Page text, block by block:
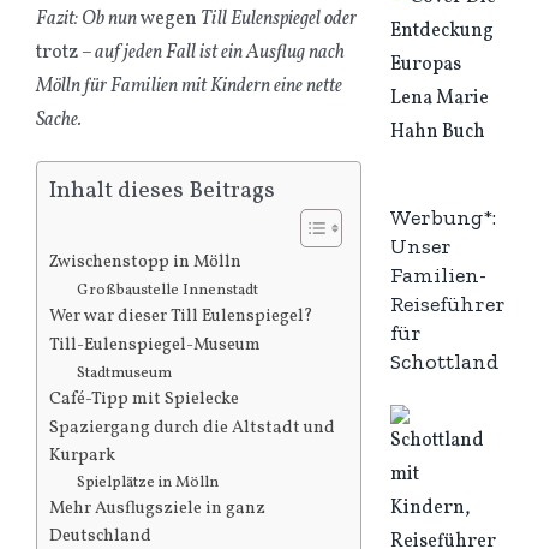
Fazit: Ob nunwegen Till Eulenspiegel oder
trotz– auf jeden Fall ist ein Ausflug nach
Mölln für Familien mit Kindern eine nette
Sache.
Inhalt dieses Beitrags
Zwischenstopp in Mölln
Großbaustelle Innenstadt
Wer war dieser Till Eulenspiegel?
Till-Eulenspiegel-Museum
Stadtmuseum
Café-Tipp mit Spielecke
Spaziergang durch die Altstadt und
Kurpark
Spielplätze in Mölln
Mehr Ausflugsziele in ganz
Deutschland
Werbung*:
Unser
Familien-
Reiseführer
für
Schottland